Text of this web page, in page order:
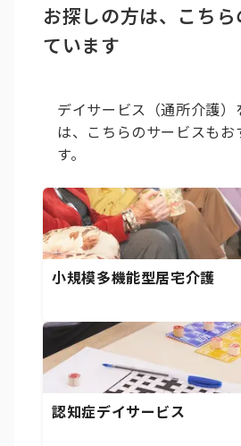
お探しの方は、こち
ています
デイサービス（通所介護）
は、こちらのサービスもお
す。
小規模多機能型居宅介護
認知症デイサービス